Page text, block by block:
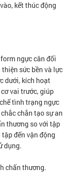
kết thúc động
ngực cân đối
sức bền và lực
dưới, kích hoạt
vai trước, giúp
tình trạng ngực
chắn tạo sự an
thương so với tập
đến vận động
dụng.
chấn thương.